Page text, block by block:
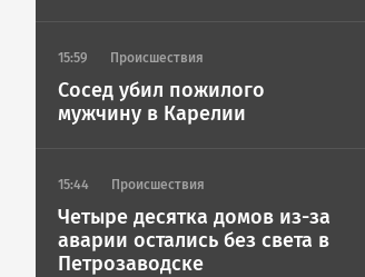
15:59 Происшествия
Сосед убил пожилого
мужчину в Карелии
15:44 Происшествия
Четыре десятка домов из-за
аварии остались без света в
Петрозаводске